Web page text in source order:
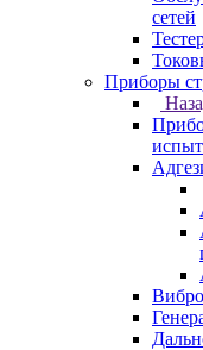
сетей
Приборы